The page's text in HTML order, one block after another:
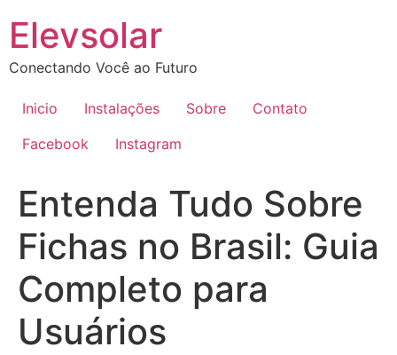
para
conteúdo
Elevsolar
Conectando Você ao Futuro
Inicio Instalações Sobre
Contato
Facebook
Instagram
Entenda Tudo Sobre
Fichas no Brasil: Guia
Completo para
Usuários